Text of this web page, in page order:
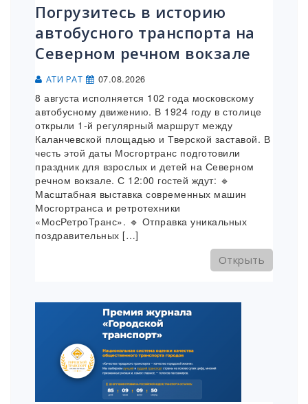
Погрузитесь в историю
автобусного транспорта на
Северном речном вокзале
АТИ РАТ 07.08.2026
8 августа исполняется 102 года московскому
автобусному движению. В 1924 году в столице
открыли 1-й регулярный маршрут между
Каланчевской площадью и Тверской заставой. В
честь этой даты Мосгортранс подготовили
праздник для взрослых и детей на Северном
речном вокзале. С 12:00 гостей ждут: 🔹
Масштабная выставка современных машин
Мосгортранса и ретротехники
«МосРетроТранс». 🔹 Отправка уникальных
поздравительных […]
Открыть